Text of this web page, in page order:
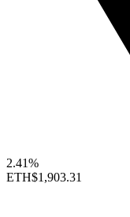
2.41%
ETH$1,903.31